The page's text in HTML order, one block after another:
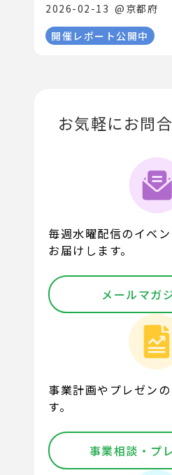
2026-02-13 @ 京都府
開催レポート公開中
お気軽にお問
毎週水曜配信のイベ
お届けします。
メールマガ
事業計画やプレゼン
す。
事業相談・プ